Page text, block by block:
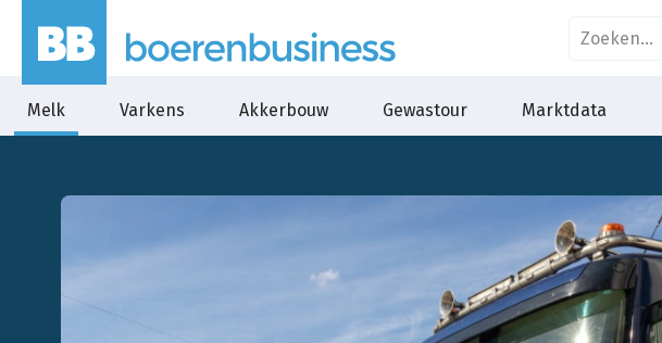
Melk Varkens Akkerbouw Gewastour Marktdata